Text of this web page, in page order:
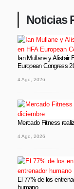
Noticias
Ian Mullane y Alistair
European Congress
4 Ago, 2026
Mercado Fitness
4 Ago, 2026
El 77% de los
humano